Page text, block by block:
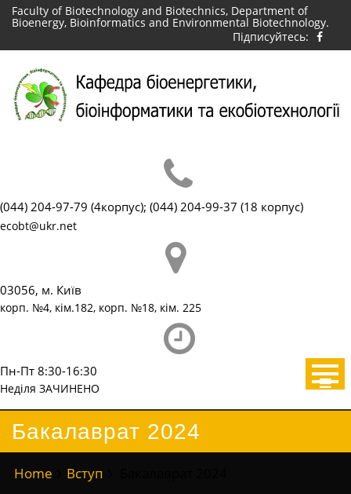
Skip
content
Faculty of Biotechnology and Biotechnics, Department of
Bioenergy, Bioinformatics and Environmental Biotechnology.
Підписуйтесь:
(044) 204-97-79 (4корпус); (044) 204-99-37 (18 корпус)
ecobt@ukr.net
03056, м. Київ
корп. №4, кім.182, корп. №18, кім. 225
Пн-Пт 8:30-16:30
Неділя ЗАЧИНЕНО
Бакалаврат 2024
Home Вступ